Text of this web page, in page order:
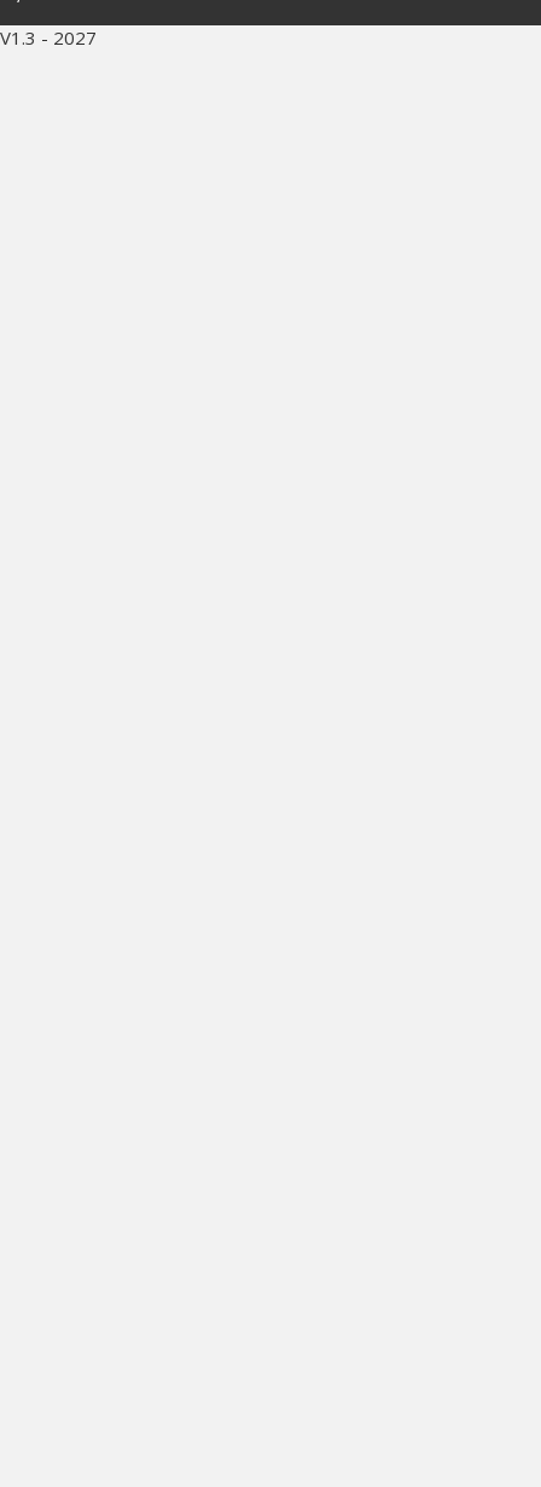
V1.3 - 2027